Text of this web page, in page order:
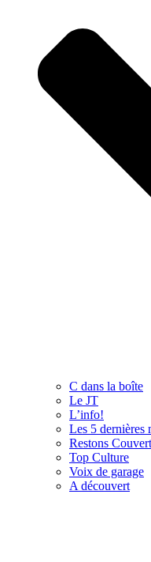
C dans la boîte
Le JT
L’info!
Les 5 dernières
Restons
Top Culture
Voix de garage
A découvert